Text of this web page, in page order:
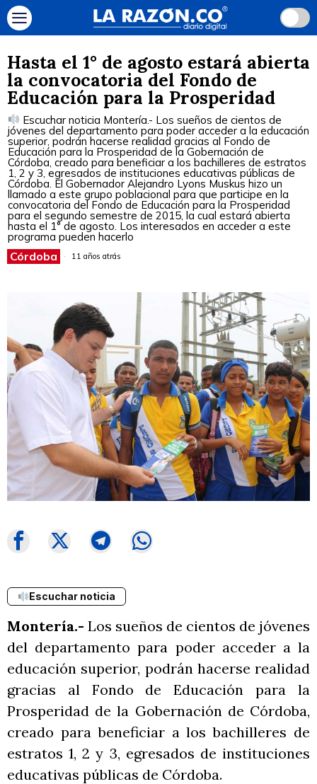
Hasta el 1° de agosto estará abierta
la convocatoria del Fondo de
Educación para la Prosperidad
Escuchar noticia Montería.- Los sueños de cientos de
jóvenes del departamento para poder acceder a la educación
superior, podrán hacerse realidad gracias al Fondo de
Educación para la Prosperidad de la Gobernación de
Córdoba, creado para beneficiar a los bachilleres de estratos
1, 2 y 3, egresados de instituciones educativas públicas de
Córdoba. El Gobernador Alejandro Lyons Muskus hizo un
llamado a este grupo poblacional para que participe en la
convocatoria del Fondo de Educación para la Prosperidad
para el segundo semestre de 2015, la cual estará abierta
hasta el 1° de agosto. Los interesados en acceder a este
programa pueden hacerlo
Córdoba 11 años atrás
Escuchar noticia
Montería.- Los sueños de cientos de jóvenes
del departamento para poder acceder a la
educación superior, podrán hacerse realidad
gracias al Fondo de Educación para la
Prosperidad de la Gobernación de Córdoba,
creado para beneficiar a los bachilleres de
estratos 1, 2 y 3, egresados de instituciones
educativas públicas de Córdoba.